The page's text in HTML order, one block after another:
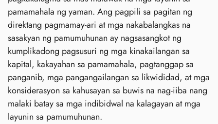
pamamahala ng yaman. Ang pagpili sa pagitan ng
direktang pagmamay-ari at mga nakabalangkas na
sasakyan ng pamumuhunan ay nagsasangkot ng
kumplikadong pagsusuri ng mga kinakailangan sa
kapital, kakayahan sa pamamahala, pagtanggap sa
panganib, mga pangangailangan sa likwididad, at mga
konsiderasyon sa kahusayan sa buwis na nag-iiba nang
malaki batay sa mga indibidwal na kalagayan at mga
layunin sa pamumuhunan.